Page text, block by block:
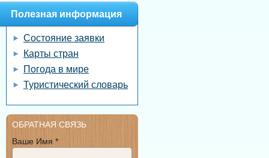
Полезная информация
Состояние заявки
Карты стран
Погода в мире
Туристический словарь
ОБРАТНАЯ СВЯЗЬ
Ваше Имя *